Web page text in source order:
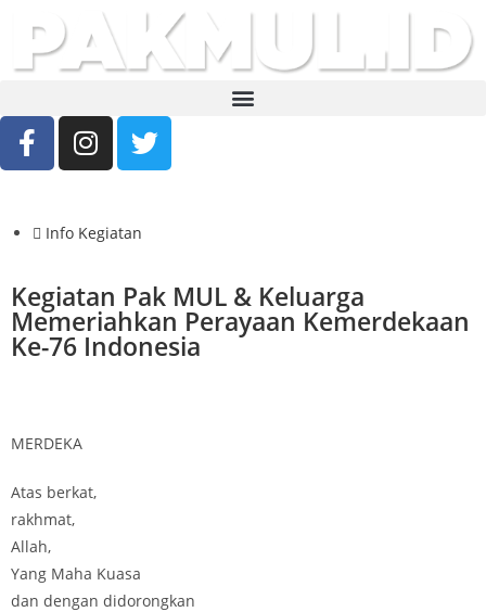
Info Kegiatan
Kegiatan Pak MUL & Keluarga
Memeriahkan Perayaan Kemerdekaan
Ke-76 Indonesia
MERDEKA
Atas berkat,
rakhmat,
Allah,
Yang Maha Kuasa
dan dengan didorongkan